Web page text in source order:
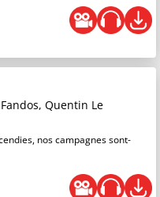
Quentin Le
nos campagnes sont-